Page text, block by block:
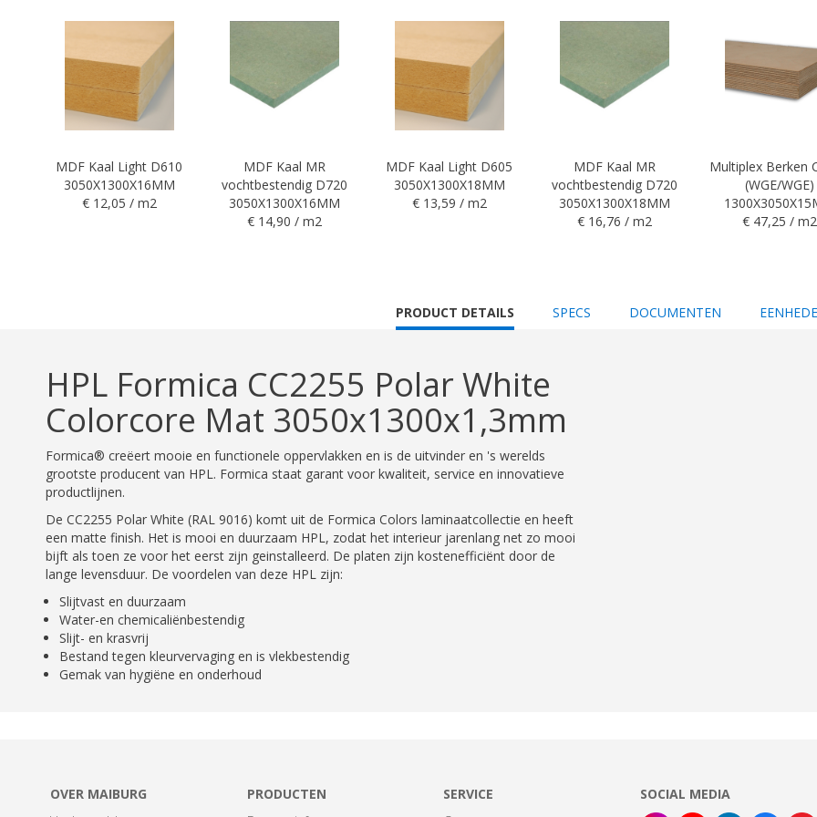
MDF Kaal Light D610
3050X1300X16MM
€ 12,05 / m2
MDF Kaal MR
vochtbestendig D720
3050X1300X16MM
€ 14,90 / m2
MDF Kaal Light D605
3050X1300X18MM
€ 13,59 / m2
MDF Kaal MR
vochtbestendig D720
3050X1300X18MM
€ 16,76 / m2
Multiplex Berken
(WGE/WGE)
€ 47,25 / m2
CURRENT
TAB:
PRODUCT DETAILS SPECS DOCUMENTEN
HPL Formica CC2255 Polar White
Colorcore Mat 3050x1300x1,3mm
Formica® creëert mooie en functionele oppervlakken en is de uitvinder en 's werelds
grootste producent van HPL. Formica staat garant voor kwaliteit, service en innovatieve
productlijnen.
De CC2255 Polar White (RAL 9016) komt uit de Formica Colors laminaatcollectie en heeft
een matte finish. Het is mooi en duurzaam HPL, zodat het interieur jarenlang net zo mooi
bijft als toen ze voor het eerst zijn geinstalleerd. De platen zijn kostenefficiënt door de
lange levensduur. De voordelen van deze HPL zijn:
Slijtvast en duurzaam
Water-en chemicaliënbestendig
Slijt- en krasvrij
Bestand tegen kleurvervaging en is vlekbestendig
Gemak van hygiëne en onderhoud
OVER MAIBURG
PRODUCTEN
SERVICE
SOCIAL MEDIA